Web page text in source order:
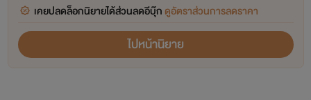
เคยปลดล็อกนิยายได้ส่วนลดอีบุ๊ก ดูอัตราส่วนการลดราคา
ไปหน้านิยาย